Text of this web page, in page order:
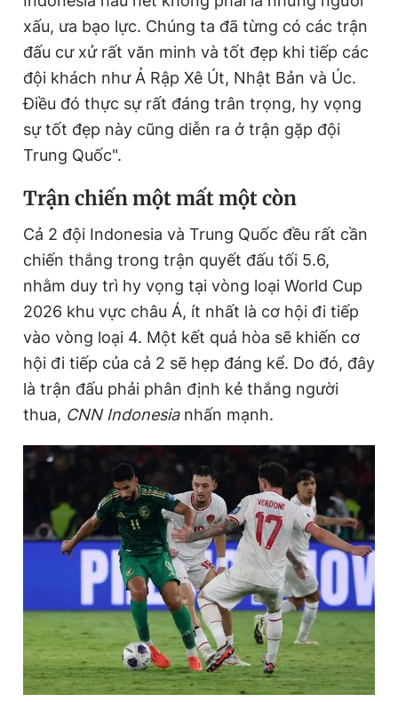
xấu, ưa bạo lực. Chúng ta đã từng có các trận
đấu cư xử rất văn minh và tốt đẹp khi tiếp các
đội khách như Ả Rập Xê Út, Nhật Bản và Úc.
Điều đó thực sự rất đáng trân trọng, hy vọng
sự tốt đẹp này cũng diễn ra ở trận gặp đội
Trung Quốc".
Trận chiến một mất một còn
Cả 2 đội Indonesia và Trung Quốc đều rất cần
chiến thắng trong trận quyết đấu tối 5.6,
nhằm duy trì hy vọng tại vòng loại World Cup
2026 khu vực châu Á, ít nhất là cơ hội đi tiếp
vào vòng loại 4. Một kết quả hòa sẽ khiến cơ
hội đi tiếp của cả 2 sẽ hẹp đáng kể. Do đó, đây
là trận đấu phải phân định kẻ thắng người
thua, CNN Indonesianhấn mạnh.